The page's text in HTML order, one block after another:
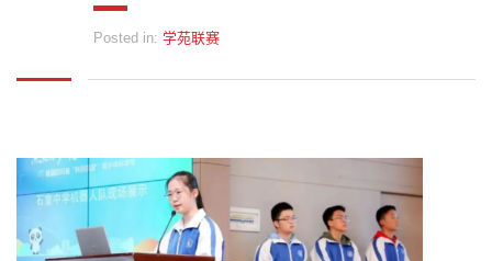
Posted in: 学苑联赛